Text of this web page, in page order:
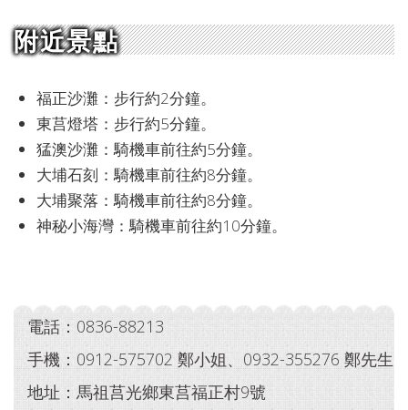
附近景點
福正沙灘：步行約2分鐘。
東莒燈塔：步行約5分鐘。
猛澳沙灘：騎機車前往約5分鐘。
大埔石刻：騎機車前往約8分鐘。
大埔聚落：騎機車前往約8分鐘。
神秘小海灣：騎機車前往約10分鐘。
電話：0836-88213
手機：0912-575702 鄭小姐、0932-355276 鄭先生
地址：馬祖莒光鄉東莒福正村9號